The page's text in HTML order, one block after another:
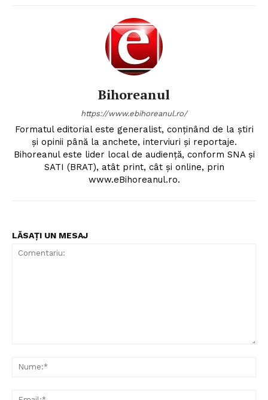
Bihoreanul
https://www.ebihoreanul.ro/
Formatul editorial este generalist, conţinând de la ştiri
şi opinii până la anchete, interviuri şi reportaje.
Bihoreanul este lider local de audienţă, conform SNA şi
SATI (BRAT), atât print, cât şi online, prin
www.eBihoreanul.ro.
LĂSAȚI UN MESAJ